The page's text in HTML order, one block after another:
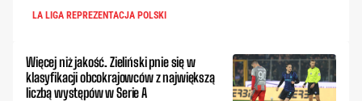
LA LIGA REPREZENTACJA POLSKI
Więcej niż jakość. Zieliński pnie się w
klasyfikacji obcokrajowców z największą
liczbą występów w Serie A